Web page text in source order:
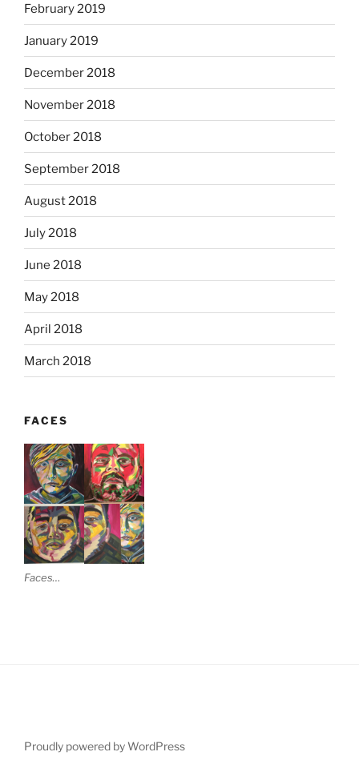
February 2019
January 2019
December 2018
November 2018
October 2018
September 2018
August 2018
July 2018
June 2018
May 2018
April 2018
March 2018
FACES
Faces…
Proudly powered by WordPress